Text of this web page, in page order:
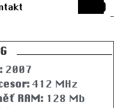
2007
412 MHz
RAM: 128 Mb